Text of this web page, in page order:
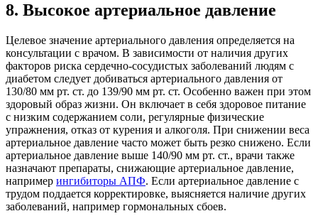
8. Высокое артериальное давление
Целевое значение артериального давления определяется на
консультации с врачом. В зависимости от наличия других
факторов риска сердечно-сосудистых заболеваний людям с
диабетом следует добиваться артериального давления от
130/80 мм рт. ст. до 139/90 мм рт. ст. Особенно важен при этом
здоровый образ жизни. Он включает в себя здоровое питание
с низким содержанием соли, регулярные физические
упражнения, отказ от курения и алкоголя. При снижении веса
артериальное давление часто может быть резко снижено. Если
артериальное давление выше 140/90 мм рт. ст., врачи также
назначают препараты, снижающие артериальное давление,
например ингибиторы АПФ. Если артериальное давление с
трудом поддается корректировке, выясняется наличие других
заболеваний, например гормональных сбоев.